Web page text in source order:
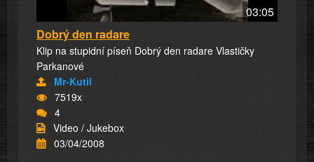
03:05
Dobrý den radare
Klip na stupidní píseň Dobrý den radare Vlastičky
Parkanové
Mr-Kutil
7519x
4
Video / Jukebox
03/04/2008